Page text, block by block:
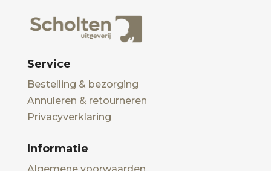
Service
Bestelling & bezorging
Annuleren & retourneren
Privacyverklaring
Informatie